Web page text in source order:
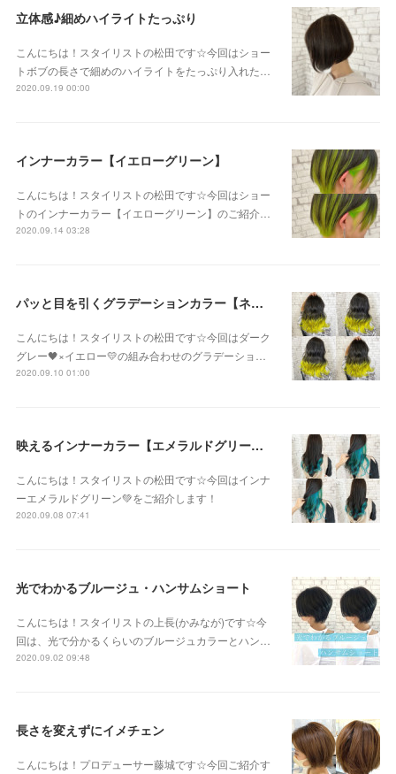
立体感♪細めハイライトたっぷり
こんにちは！スタイリストの松田です☆今回はショー
トボブの長さで細めのハイライトをたっぷり入れた…
2020.09.19 00:00
インナーカラー【イエローグリーン】
こんにちは！スタイリストの松田です☆今回はショー
トのインナーカラー【イエローグリーン】のご紹介…
2020.09.14 03:28
パッと目を引くグラデーションカラー【ネオンイエロー】
こんにちは！スタイリストの松田です☆今回はダーク
グレー🖤×イエロー💛の組み合わせのグラデーショ…
2020.09.10 01:00
映えるインナーカラー【エメラルドグリーン】
こんにちは！スタイリストの松田です☆今回はインナ
ーエメラルドグリーン💚をご紹介します！
2020.09.08 07:41
光でわかるブルージュ・ハンサムショート
こんにちは！スタイリストの上長(かみなが)です☆今
回は、光で分かるくらいのブルージュカラーとハン…
2020.09.02 09:48
長さを変えずにイメチェン
こんにちは！プロデューサー藤城です☆今回ご紹介す